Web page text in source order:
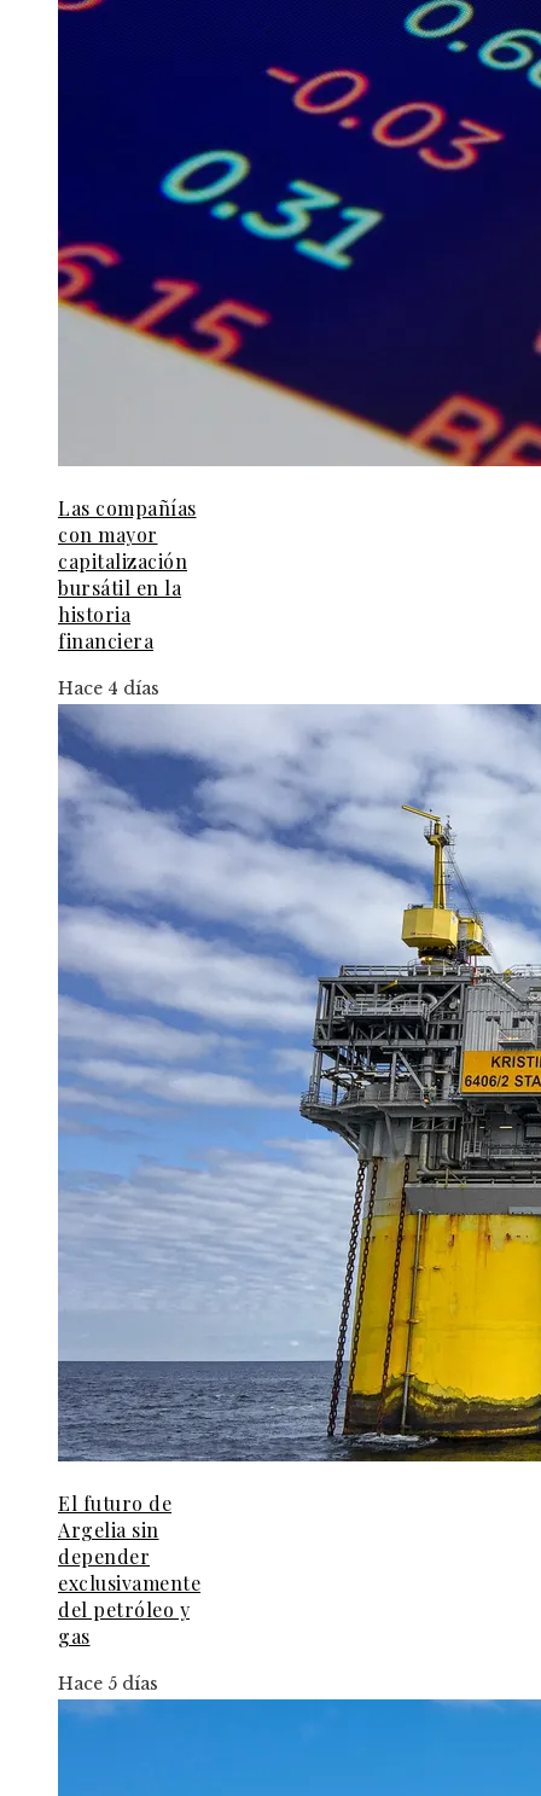
Las compañías
con mayor
capitalización
bursátil en la
historia
financiera
Hace 4 días
El futuro de
Argelia sin
depender
exclusivamente
del petróleo y
gas
Hace 5 días